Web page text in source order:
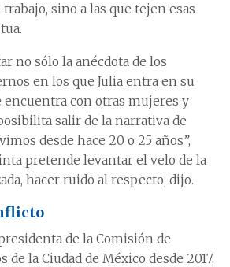
sino a las que tejen esas
no sólo la anécdota de los
en los que Julia entra en su
encuentra con otras mujeres y
salir de la narrativa de
desde hace 20 o 25 años”,
pretende levantar el velo de la
hacer ruido al respecto, dijo.
de la Comisión de
de la Ciudad de México desde 2017,